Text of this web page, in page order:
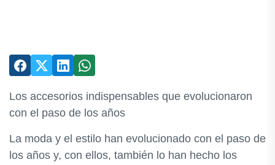
Los accesorios indispensables que evolucionaron
con el paso de los años
La moda y el estilo han evolucionado con el paso de
los años y, con ellos, también lo han hecho los